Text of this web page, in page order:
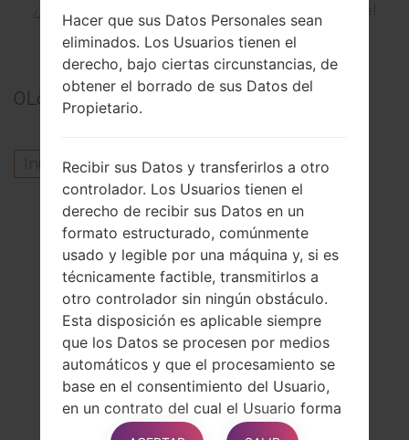
¿Cómo restablecer datos de fábrica a través del
menú en LG G5 H850?
0Los comentarios
Inicie la sesiónpara dejar su comentario.
Otros modelos de esta serie
LG G3AS985
LG G3D850P
LG G3D850TR
LG G3D851TN
LG G3D851WH
LG G3D852
LG G3D852G
LG G3D855
LG G3D855AR
Hacer que sus Datos Personales sean
eliminados. Los Usuarios tienen el
derecho, bajo ciertas circunstancias, de
obtener el borrado de sus Datos del
Propietario.
Recibir sus Datos y transferirlos a otro
controlador. Los Usuarios tienen el
derecho de recibir sus Datos en un
formato estructurado, comúnmente
usado y legible por una máquina y, si es
técnicamente factible, transmitirlos a
otro controlador sin ningún obstáculo.
Esta disposición es aplicable siempre
que los Datos se procesen por medios
automáticos y que el procesamiento se
base en el consentimiento del Usuario,
en un contrato del cual el Usuario forma
parte o en obligaciones